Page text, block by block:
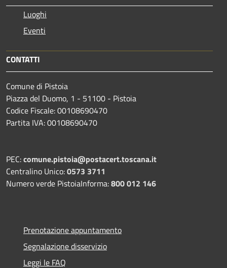
Luoghi
Eventi
CONTATTI
Comune di Pistoia
Piazza del Duomo, 1 - 51100 - Pistoia
Codice Fiscale: 00108690470
Partita IVA: 00108690470
PEC:comune.pistoia@postacert.toscana.it
Centralino Unico:0573 3711
Numero verde PistoiaInforma:800 012 146
Prenotazione appuntamento
Segnalazione disservizio
Leggi le FAQ